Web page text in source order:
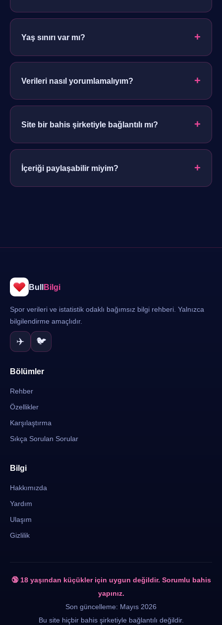
Sayfa yalnızca bilgi rehberi olarak tasarlanmıştır; harici
Yaş sınırı var mı? +
18 yaşından küçükler için uygun değildir. İçerikler
Verileri nasıl yorumlamalıyım? +
Rehberdeki istatistikleri karşılaştırmalı okuyup kendi
Site bir bahis şirketiyle bağlantılı mı? +
Hayır. Platform hiçbir bahis şirketiyle bağlantılı değildir
İçeriği paylaşabilir miyim? +
Bull Bilgi
Spor verileri ve istatistik odaklı bağımsız bilgi rehberi. Yalnızca
bilgilendirme amaçlıdır.
✈️ 🐦
Bölümler
Rehber
Özellikler
Karşılaştırma
Sıkça Sorulan Sorular
Bilgi
Hakkımızda
Yardım
Ulaşım
Gizlilik
🔞 18 yaşından küçükler için uygun değildir. Sorumlu bahis
yapınız.
Son güncelleme: Mayıs 2026
Bu site hiçbir bahis şirketiyle bağlantılı değildir.